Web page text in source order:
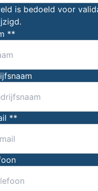
is bedoeld voor
**
**